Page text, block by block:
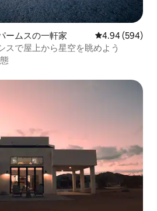
ームスの一軒家 レビュー594
4.94 (594)
スで屋上から星空を眺めよう